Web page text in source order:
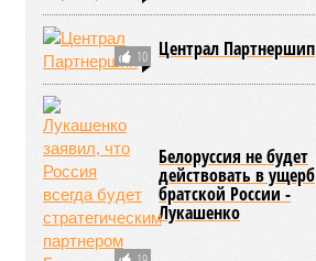
10 Централ Партнершип
Белоруссия не будет
действовать в ущерб
братской России -
Лукашенко